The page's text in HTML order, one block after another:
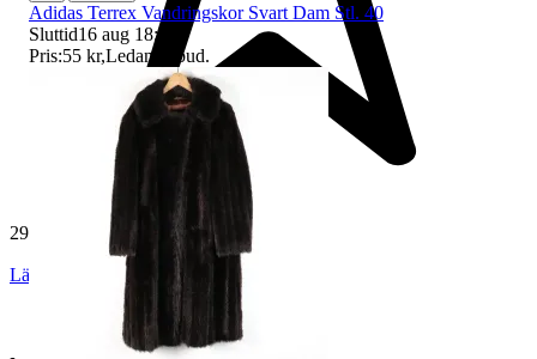
29 146 omdömen
Läs omdömen
Adidas Terrex Vandringskor Svart Dam Stl. 40
Sluttid16 aug 18:19
Pris:55 kr,Ledande bud.